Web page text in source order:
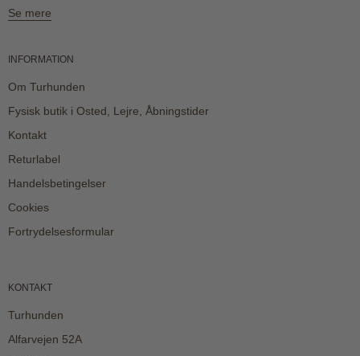
Se mere
INFORMATION
Om Turhunden
Fysisk butik i Osted, Lejre, Åbningstider
Kontakt
Returlabel
Handelsbetingelser
Cookies
Fortrydelsesformular
KONTAKT
Turhunden
Alfarvejen 52A